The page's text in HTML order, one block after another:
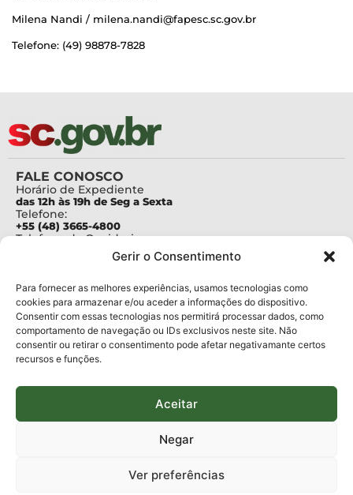
Gerir o Consentimento
Para fornecer as melhores experiências, usamos tecnologias como
cookies para armazenar e/ou aceder a informações do dispositivo.
Consentir com essas tecnologias nos permitirá processar dados, como
comportamento de navegação ou IDs exclusivos neste site. Não
consentir ou retirar o consentimento pode afetar negativamante certos
recursos e funções.
Aceitar
Negar
Ver preferências
Milena Nandi / milena.nandi@fapesc.sc.gov.br
Telefone: (49) 98878-7828
FALE CONOSCO
Horário de Expediente
das 12h às 19h de Seg a Sexta
Telefone:
+55 (48) 3665-4800
Telefone da Ouvidoria
Para assuntos relacionados à Pesquisa
pesquisa@fapesc.sc.gov.br
Para assuntos relacionados à Inovação
inovacao@fapesc.sc.gov.br
Para assuntos relacionados à Bolsas
bolsas@fapesc.sc.gov.br
Para assuntos relacionados à Prestação de Contas
Para assuntos relacionados à Plataforma
plataforma@fapesc.sc.gov.br
Jair Artur da Silva dpo@fapesc.sc.gov.br 3665-4831
km 01, Módulo 12A, Edifício Fapesc / Celta, 5° andar